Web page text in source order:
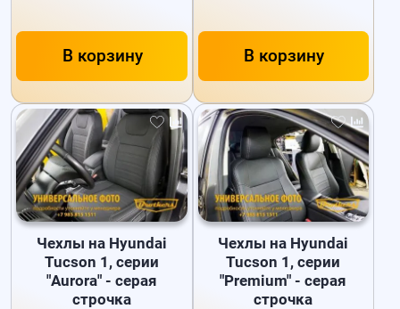
В корзину В корзину
Чехлы на Hyundai
Tucson 1, серии
"Aurora" - серая
строчка
Чехлы на Hyundai
Tucson 1, серии
"Premium" - серая
строчка